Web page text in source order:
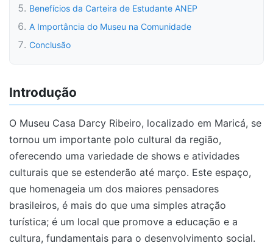
Benefícios da Carteira de Estudante ANEP
A Importância do Museu na Comunidade
Conclusão
Introdução
O Museu Casa Darcy Ribeiro, localizado em Maricá, se
tornou um importante polo cultural da região,
oferecendo uma variedade de shows e atividades
culturais que se estenderão até março. Este espaço,
que homenageia um dos maiores pensadores
brasileiros, é mais do que uma simples atração
turística; é um local que promove a educação e a
cultura, fundamentais para o desenvolvimento social.